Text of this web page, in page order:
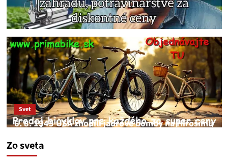
Zo sveta
Svet
6. 8. 1945 USA zhodili jadrové bomby na Hirošimu
JNS